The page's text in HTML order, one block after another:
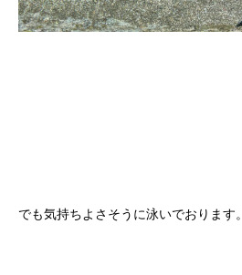
でも気持ちよさそうに泳いでおります。